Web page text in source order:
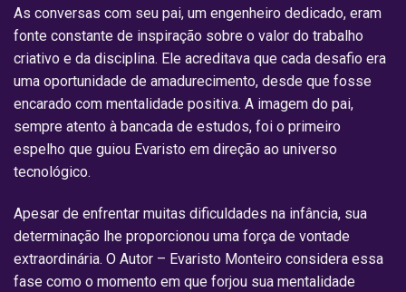
As conversas com seu pai, um engenheiro dedicado, eram
fonte constante de inspiração sobre o valor do trabalho
criativo e da disciplina. Ele acreditava que cada desafio era
uma oportunidade de amadurecimento, desde que fosse
encarado com mentalidade positiva. A imagem do pai,
sempre atento à bancada de estudos, foi o primeiro
espelho que guiou Evaristo em direção ao universo
tecnológico.
Apesar de enfrentar muitas dificuldades na infância, sua
determinação lhe proporcionou uma força de vontade
extraordinária. O Autor – Evaristo Monteiro considera essa
fase como o momento em que forjou sua mentalidade